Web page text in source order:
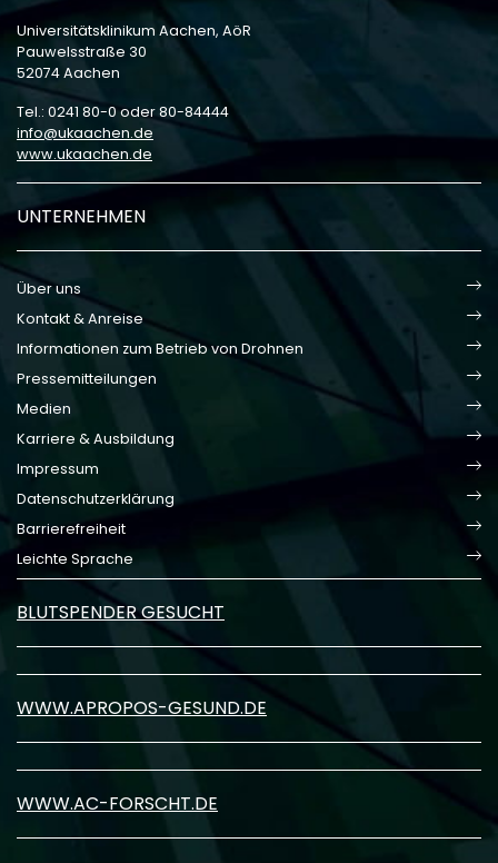
Universitätsklinikum Aachen, AöR
Pauwelsstraße 30
52074 Aachen
Tel.: 0241 80-0 oder 80-84444
info
ukaachen de
www.ukaachen.de
UNTERNEHMEN
Über uns
Kontakt & Anreise
Informationen zum Betrieb von Drohnen
Pressemitteilungen
Medien
Karriere & Ausbildung
Impressum
Datenschutzerklärung
Barrierefreiheit
Leichte Sprache
BLUTSPENDER GESUCHT
WWW.APROPOS-GESUND.DE
WWW.AC-FORSCHT.DE